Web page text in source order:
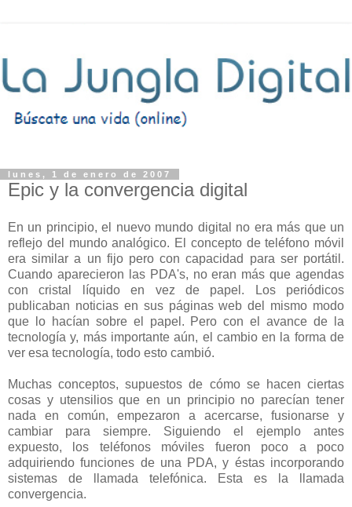
lunes, 1 de enero de 2007
Epic y la convergencia digital
En un principio, el nuevo mundo digital no era más que un
reflejo del mundo analógico. El concepto de teléfono móvil
era similar a un fijo pero con capacidad para ser portátil.
Cuando aparecieron las PDA's, no eran más que agendas
con cristal líquido en vez de papel. Los periódicos
publicaban noticias en sus páginas web del mismo modo
que lo hacían sobre el papel. Pero con el avance de la
tecnología y, más importante aún, el cambio en la forma de
ver esa tecnología, todo esto cambió.
Muchas conceptos, supuestos de cómo se hacen ciertas
cosas y utensilios que en un principio no parecían tener
nada en común, empezaron a acercarse, fusionarse y
cambiar para siempre. Siguiendo el ejemplo antes
expuesto, los teléfonos móviles fueron poco a poco
adquiriendo funciones de una PDA, y éstas incorporando
sistemas de llamada telefónica. Esta es la llamada
convergencia.